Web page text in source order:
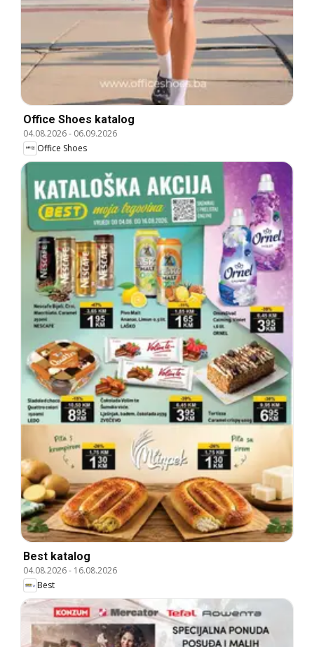
Office Shoes katalog
04.08.2026- 06.09.2026
Office Shoes
Best katalog
04.08.2026- 16.08.2026
Best